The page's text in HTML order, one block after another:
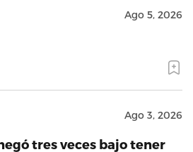
Ago 5, 2026
Ago 3, 2026
tres veces bajo tener